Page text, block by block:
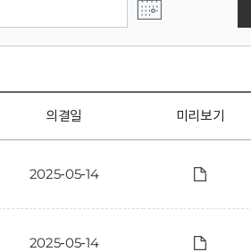
의결일 미리보기
2025-05-14
2025-05-14